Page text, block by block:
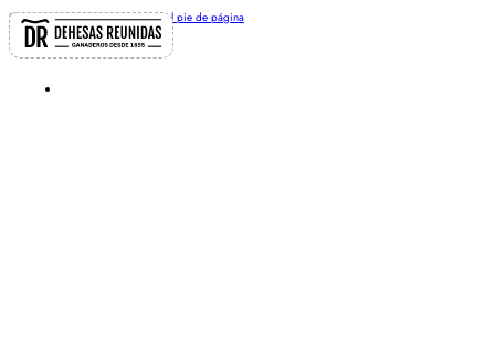
Saltar al contenido principalSaltar al pie de página